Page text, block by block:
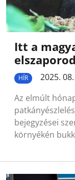
Itt a
HÍR
2025.
Az elmúlt
bejegyzései
környékén